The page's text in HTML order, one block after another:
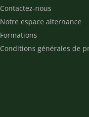
Contactez-nous
Notre espace alternance
Formations
Conditions générales de